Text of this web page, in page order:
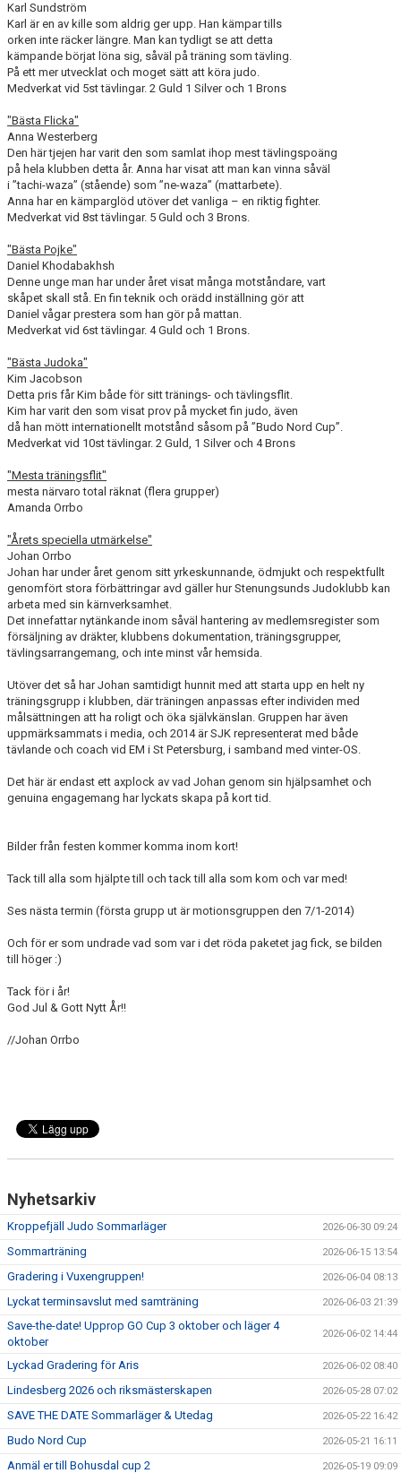
Karl Sundström
Karl är en av kille som aldrig ger upp. Han kämpar tills
orken inte räcker längre. Man kan tydligt se att detta
kämpande börjat löna sig, såväl på träning som tävling.
På ett mer utvecklat och moget sätt att köra judo.
Medverkat vid 5st tävlingar. 2 Guld 1 Silver och 1 Brons
"Bästa Flicka"
Anna Westerberg
Den här tjejen har varit den som samlat ihop mest tävlingspoäng
på hela klubben detta år. Anna har visat att man kan vinna såväl
i ”tachi-waza” (stående) som ”ne-waza” (mattarbete).
Anna har en kämparglöd utöver det vanliga – en riktig fighter.
Medverkat vid 8st tävlingar. 5 Guld och 3 Brons.
"Bästa Pojke"
Daniel Khodabakhsh
Denne unge man har under året visat många motståndare, vart
skåpet skall stå. En fin teknik och orädd inställning gör att
Daniel vågar prestera som han gör på mattan.
Medverkat vid 6st tävlingar. 4 Guld och 1 Brons.
"Bästa Judoka"
Kim Jacobson
Detta pris får Kim både för sitt tränings- och tävlingsflit.
Kim har varit den som visat prov på mycket fin judo, även
då han mött internationellt motstånd såsom på ”Budo Nord Cup”.
Medverkat vid 10st tävlingar. 2 Guld, 1 Silver och 4 Brons
"Mesta träningsflit"
mesta närvaro total räknat (flera grupper)
Amanda Orrbo
"Årets speciella utmärkelse"
Johan Orrbo
Johan har under året genom sitt yrkeskunnande, ödmjukt och respektfullt
genomfört stora förbättringar avd gäller hur Stenungsunds Judoklubb kan
arbeta med sin kärnverksamhet.
Det innefattar nytänkande inom såväl hantering av medlemsregister som
försäljning av dräkter, klubbens dokumentation, träningsgrupper,
tävlingsarrangemang, och inte minst vår hemsida.
Utöver det så har Johan samtidigt hunnit med att starta upp en helt ny
träningsgrupp i klubben, där träningen anpassas efter individen med
målsättningen att ha roligt och öka självkänslan. Gruppen har även
uppmärksammats i media, och 2014 är SJK representerat med både
tävlande och coach vid EM i St Petersburg, i samband med vinter-OS.
Det här är endast ett axplock av vad Johan genom sin hjälpsamhet och
genuina engagemang har lyckats skapa på kort tid.
Bilder från festen kommer komma inom kort!
Tack till alla som hjälpte till och tack till alla som kom och var med!
Ses nästa termin (första grupp ut är motionsgruppen den 7/1-2014)
Och för er som undrade vad som var i det röda paketet jag fick, se bilden
till höger :)
Tack för i år!
God Jul & Gott Nytt År!!
//Johan Orrbo
Nyhetsarkiv
Kroppefjäll Judo Sommarläger 2026-06-30 09:24
Sommarträning 2026-06-15 13:54
Gradering i Vuxengruppen! 2026-06-04 08:13
Lyckat terminsavslut med samträning 2026-06-03 21:39
Save-the-date! Upprop GO Cup 3 oktober och läger 4
oktober
2026-06-02 14:44
Lyckad Gradering för Aris 2026-06-02 08:40
Lindesberg 2026 och riksmästerskapen 2026-05-28 07:02
SAVE THE DATE Sommarläger & Utedag 2026-05-22 16:42
Budo Nord Cup 2026-05-21 16:11
Anmäl er till Bohusdal cup 2 2026-05-19 09:09